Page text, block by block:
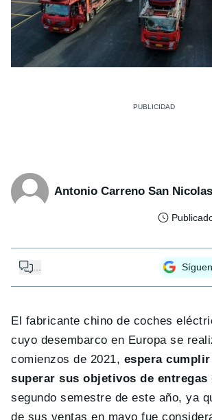
Antonio Carreno San Nicolas
El fabricante chino de coches
cuyo desembarco en Europa se
comienzos de 2021, espera
superar sus objetivos de entregas
segundo semestre de este año, ya
de sus ventas en mayo fue